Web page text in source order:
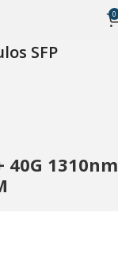
0
SFP
40G 1310nm